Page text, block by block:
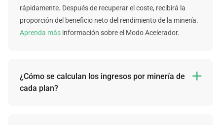
rápidamente. Después de recuperar el coste, recibirá la
proporción del beneficio neto del rendimiento de la minería.
Aprenda más información sobre el Modo Acelerador.
¿Cómo se calculan los ingresos por minería de
cada plan?
